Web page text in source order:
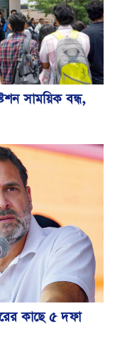
সাময়িক বন্ধ,
কাছে ৫ দফা